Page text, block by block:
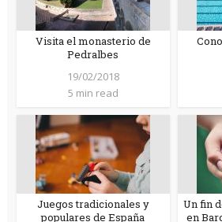
Visita el monasterio de
Pedralbes
19/02/2018
5 min read
Juegos tradicionales y
populares de España
Un fin
en